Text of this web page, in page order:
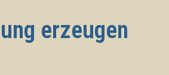
erzeugen